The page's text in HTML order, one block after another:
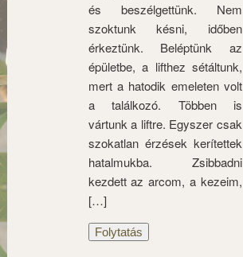
és beszélgettünk. Nem
szoktunk késni, időben
érkeztünk. Beléptünk az
épületbe, a lifthez sétáltunk,
mert a hatodik emeleten volt
a találkozó. Többen is
vártunk a liftre. Egyszer csak
szokatlan érzések kerítettek
hatalmukba. Zsibbadni
kezdett az arcom, a kezeim,
[…]
Folytatás